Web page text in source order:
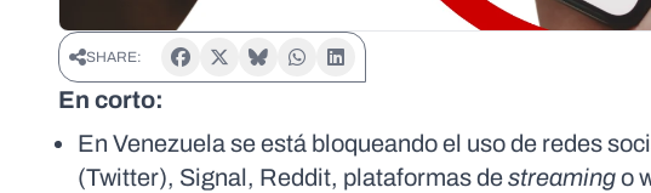
SHARE:
En corto:
En Venezuela se está bloqueando el uso de redes
(Twitter), Signal, Reddit, plataformas destreamingo